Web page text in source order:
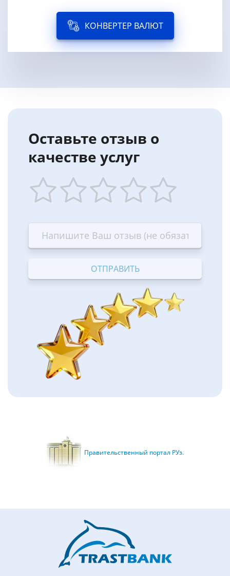
КОНВЕРТЕР ВАЛЮТ
Оставьте отзыв о
качестве услуг
star
Terrible
stars
—
Bad
stars
—
OK
stars
—
Good
stars
—
Excellent
Правительственный портал РУз.